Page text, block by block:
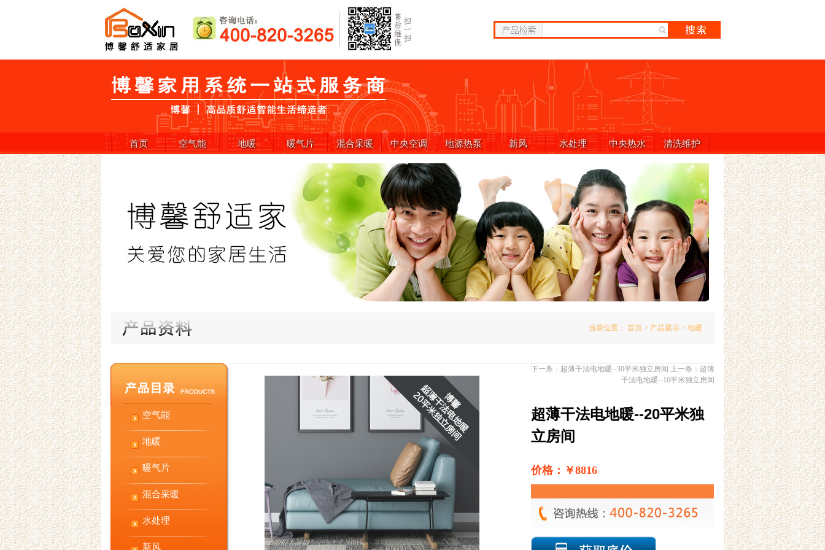
首页 空气能 地暖 暖气片 混合采暖 中央空调 地源热泵 新风 水处理 中央热水 清洗维护
当前位置： 首页 > 产品展示 > 地暖
空气能
地暖
暖气片
混合采暖
水处理
新风
下一条： 超薄干法电地暖--30平米独立房间 上一条： 超薄
干法电地暖--10平米独立房间
超薄干法电地暖--20平米独
立房间
价格：￥8816